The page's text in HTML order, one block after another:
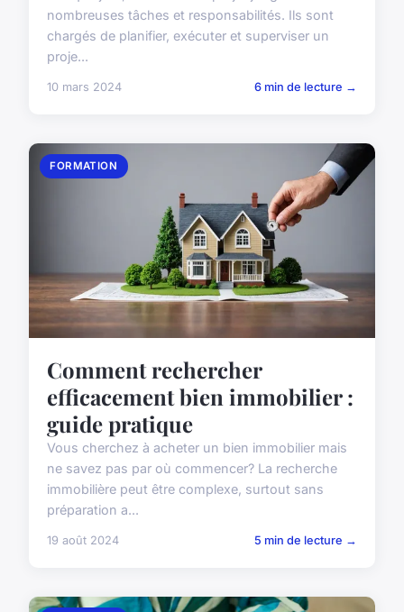
nombreuses tâches et responsabilités. Ils sont
chargés de planifier, exécuter et superviser un
proje...
10 mars 2024 6 min de lecture →
FORMATION
Comment rechercher
efficacement bien immobilier :
guide pratique
Vous cherchez à acheter un bien immobilier mais
ne savez pas par où commencer? La recherche
immobilière peut être complexe, surtout sans
préparation a...
19 août 2024 5 min de lecture →